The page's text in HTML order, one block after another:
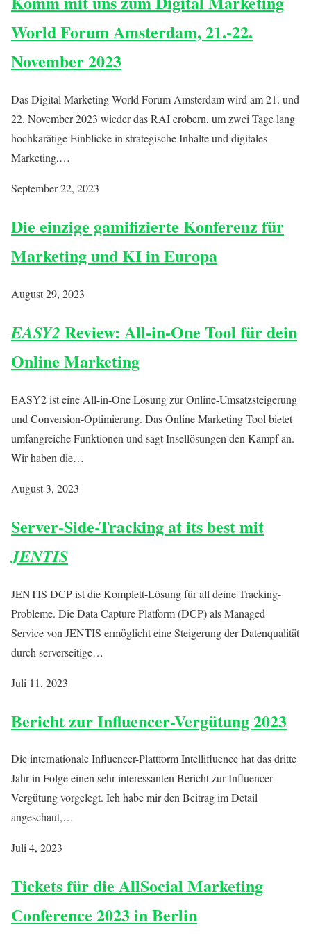
World Forum Amsterdam, 21.-22.
November 2023
Das Digital Marketing World Forum Amsterdam wird am 21. und
22. November 2023 wieder das RAI erobern, um zwei Tage lang
hochkarätige Einblicke in strategische Inhalte und digitales
Marketing,…
September 22, 2023
Die einzige gamifizierte Konferenz für
Marketing und KI in Europa
August 29, 2023
EASY2 Review: All-in-One Tool für dein
Online Marketing
EASY2 ist eine All-in-One Lösung zur Online-Umsatzsteigerung
und Conversion-Optimierung. Das Online Marketing Tool bietet
umfangreiche Funktionen und sagt Insellösungen den Kampf an.
Wir haben die…
August 3, 2023
Server-Side-Tracking at its best mit
JENTIS
JENTIS DCP ist die Komplett-Lösung für all deine Tracking-
Probleme. Die Data Capture Platform (DCP) als Managed
Service von JENTIS ermöglicht eine Steigerung der Datenqualität
durch serverseitige…
Juli 11, 2023
Bericht zur Influencer-Vergütung 2023
Die internationale Influencer-Plattform Intellifluence hat das dritte
Jahr in Folge einen sehr interessanten Bericht zur Influencer-
Vergütung vorgelegt. Ich habe mir den Beitrag im Detail
angeschaut,…
Juli 4, 2023
Tickets für die AllSocial Marketing
Conference 2023 in Berlin